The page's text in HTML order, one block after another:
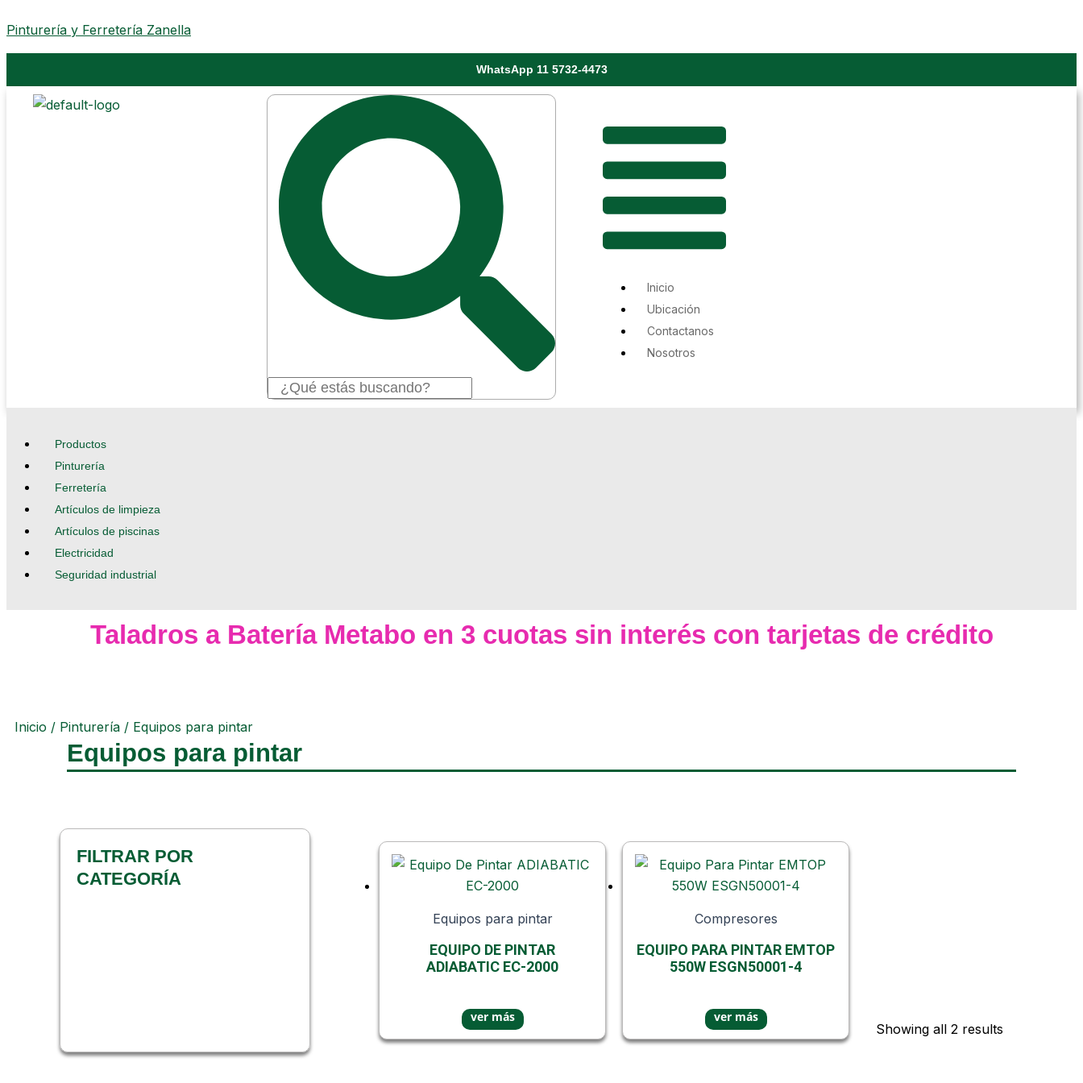
al
contenido
Pinturería y Ferretería Zanella
WhatsApp 11 5732-4473
Menú
Inicio
Ubicación
Contactanos
Nosotros
Search
Productos
Pinturería
Ferretería
Artículos de limpieza
Artículos de piscinas
Electricidad
Seguridad industrial
Taladros a Batería Metabo en 3 cuotas sin interés con tarjetas de crédito
Inicio / Pinturería / Equipos para pintar
Equipos para pintar
FILTRAR POR
CATEGORÍA
Showing all 2 results
Equipos para pintar
EQUIPO DE PINTAR
ADIABATIC EC-2000
Compresores
EQUIPO PARA PINTAR EMTOP
550W ESGN50001-4